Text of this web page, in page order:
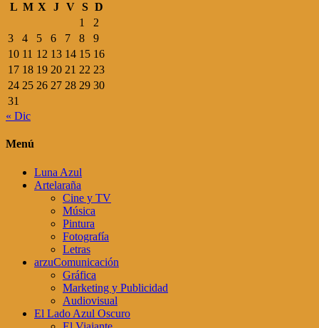
L M X J V S D
1
2
3
4 5 6 7 8
9
10 11 12 13 14 15 16
17 18 19 20 21 22 23
24 25 26 27 28 29 30
31
« Dic
Menú
Luna Azul
Artelaraña
Cine y TV
Música
Pintura
Fotografía
Letras
arzuComunicación
Gráfica
Marketing y Publicidad
Audiovisual
El Lado Azul Oscuro